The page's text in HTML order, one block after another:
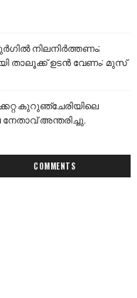
നിലനിർത്തണം;
താലൂക്ക് ഉടൻ വേണം: മുസ്
കുറുഞ്ചേരിയിലെ
അന്തരിച്ചു.
COMMENTS